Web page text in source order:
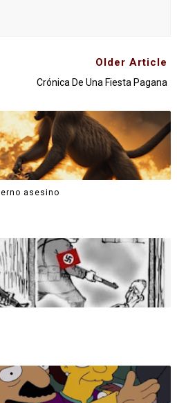
Older Article
Crónica De Una Fiesta Pagana
asesino